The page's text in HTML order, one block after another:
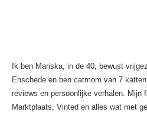
Ik ben Mariska, in de 40, bewust
Enschede en ben catmom van 7
reviews en persoonlijke verhalen. Mijn
Marktplaats, Vinted en alles wat met